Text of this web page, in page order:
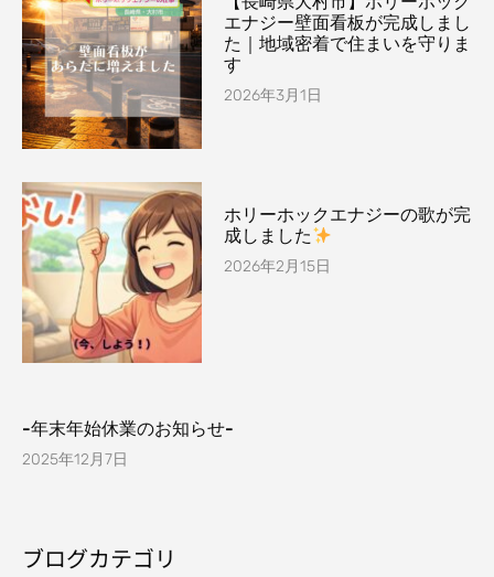
エナジー壁面看板が完成しまし
た｜地域密着で住まいを守りま
す
2026年3月1日
ホリーホックエナジーの歌が完
成しました
2026年2月15日
-年末年始休業のお知らせ-
2025年12月7日
ブログカテゴリ